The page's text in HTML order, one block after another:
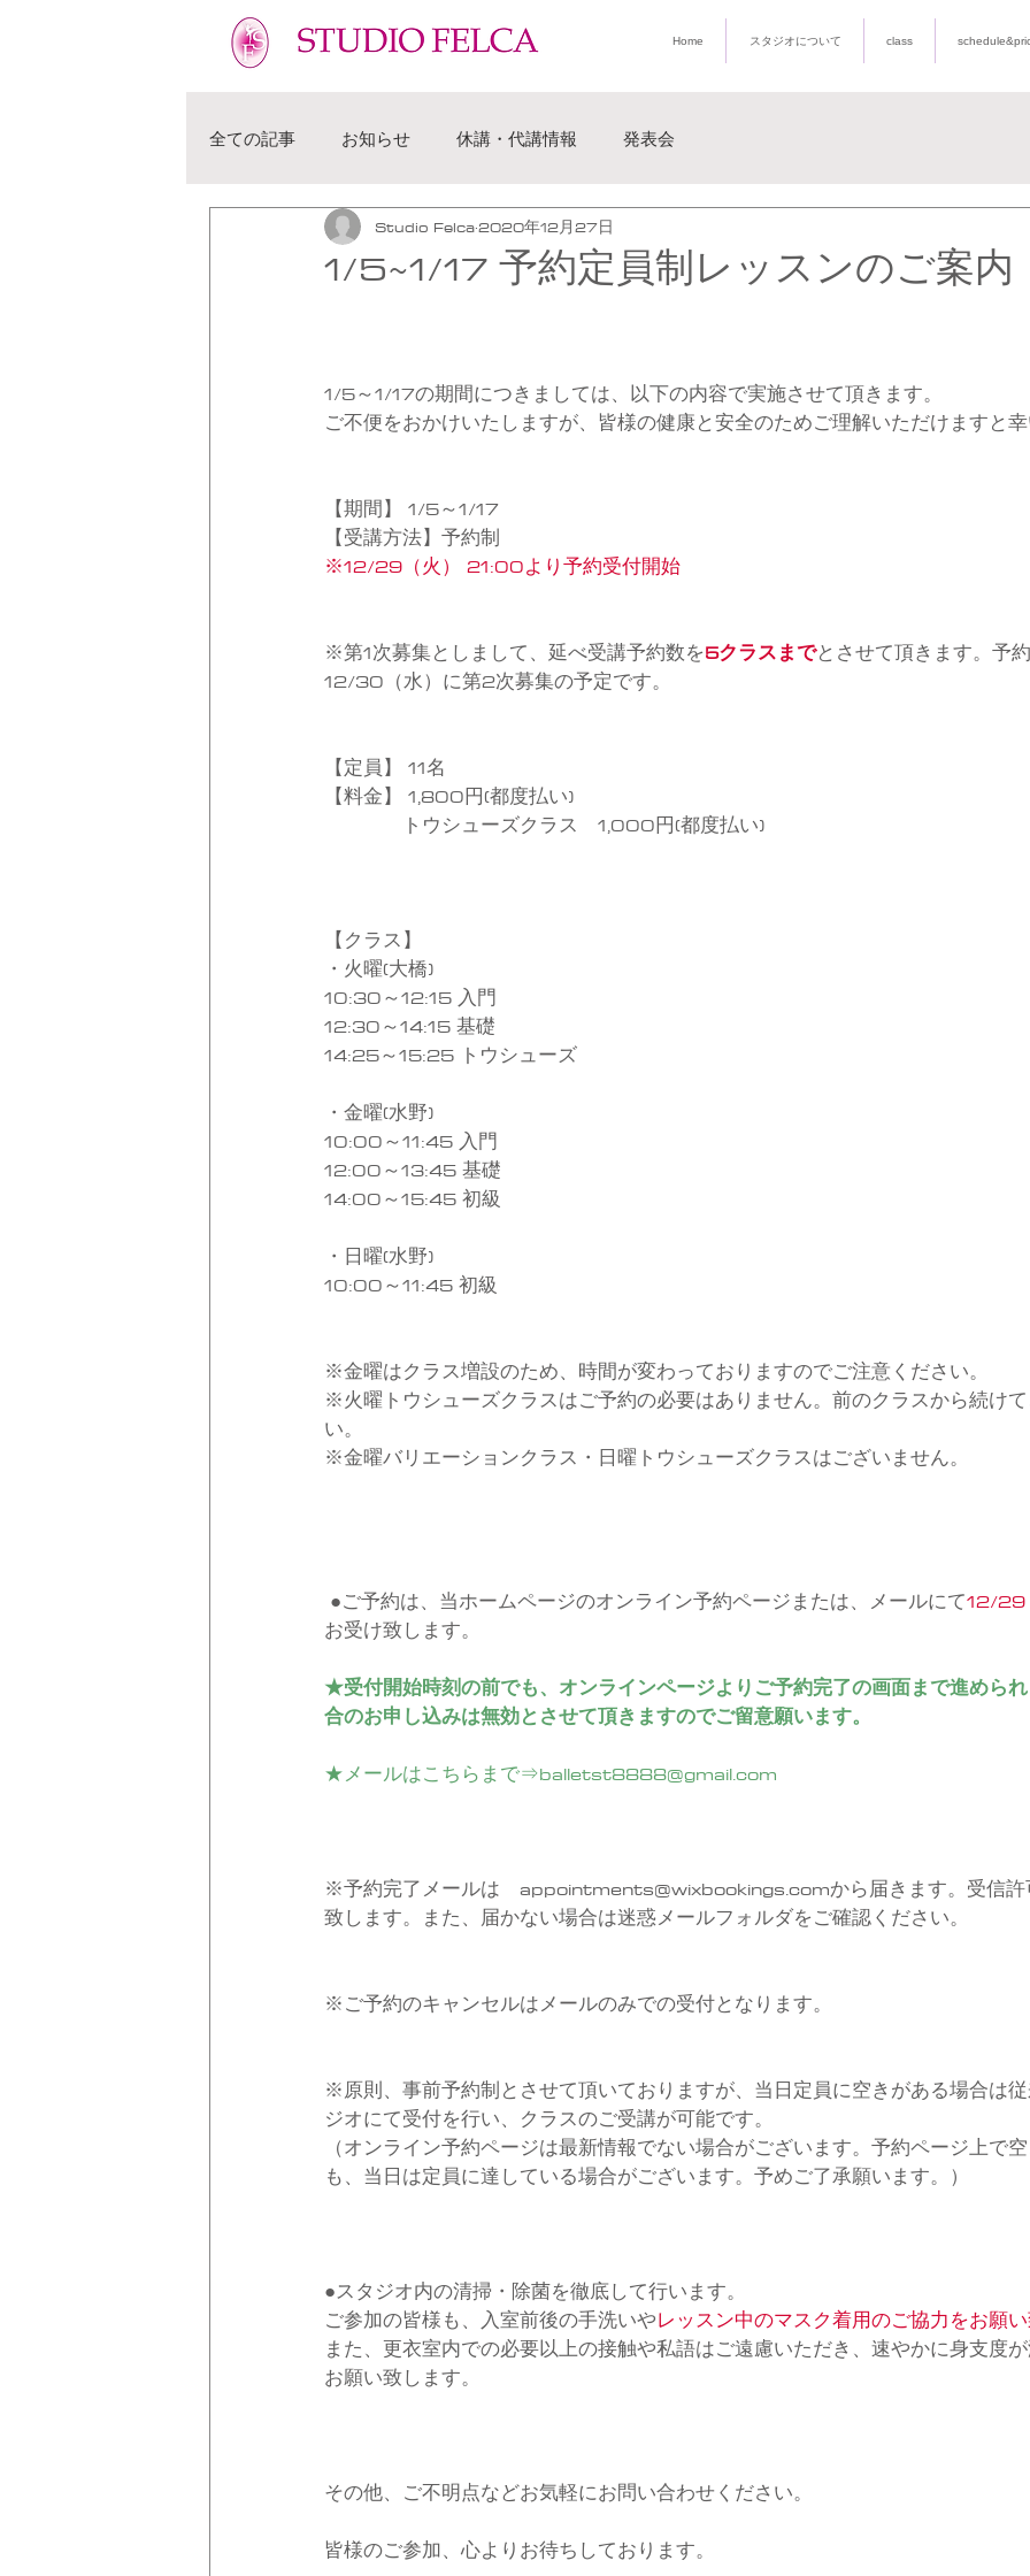
Home スタジオについて class
全ての記事 お知らせ 休講・代講情報 発表会
1/5~1/17 予約定員制レッスンのご案内
Studio Felca2020年12月27日
1/5～1/17の期間につきましては、以下の内容で実施させて頂きます。
ご不便をおかけいたしますが、皆様の健康と安全のためご理解いただけますと幸
【期間】 1/5～1/17
【受講方法】予約制
※12/29（火） 21:00より予約受付開始
※第1次募集としまして、延べ受講予約数を5クラスまでとさせて頂きます。予約
12/30（水）に第2次募集の予定です。
【定員】 11名
【料金】 1,800円(都度払い)
トウシューズクラス　1,000円(都度払い)
【クラス】
・火曜(大橋)
10:30～12:15 入門
12:30～14:15 基礎
14:25～15:25 トウシューズ
・金曜(水野)
10:00～11:45 入門
12:00～13:45 基礎
14:00～15:45 初級
・日曜(水野)
10:00～11:45 初級
※金曜はクラス増設のため、時間が変わっておりますのでご注意ください。
※火曜トウシューズクラスはご予約の必要はありません。前のクラスから続け
い。
※金曜バリエーションクラス・日曜トウシューズクラスはございません。
●ご予約は、当ホームページのオンライン予約ページまたは、メールにて12/29
お受け致します。
★受付開始時刻の前でも、オンラインページよりご予約完了の画面まで進めら
合のお申し込みは無効とさせて頂きますのでご留意願います。
★メールはこちらまで⇒balletst8888@gmail.com
※予約完了メールは appointments@wixbookings.comから届きます。受信許
致します。また、届かない場合は迷惑メールフォルダをご確認ください。
※ご予約のキャンセルはメールのみでの受付となります。
※原則、事前予約制とさせて頂いておりますが、当日定員に空きがある場合は
ジオにて受付を行い、クラスのご受講が可能です。
（オンライン予約ページは最新情報でない場合がございます。予約ページ上で
も、当日は定員に達している場合がございます。予めご了承願います。）
●スタジオ内の清掃・除菌を徹底して行います。
ご参加の皆様も、入室前後の手洗いやレッスン中のマスク着用のご協力をお願い
また、 更衣室内での必要以上の接触や私語はご遠慮いただき、速やかに身支度
お願い致します。
その他、ご不明点などお気軽にお問い合わせください。
皆様のご参加、心よりお待ちしております。